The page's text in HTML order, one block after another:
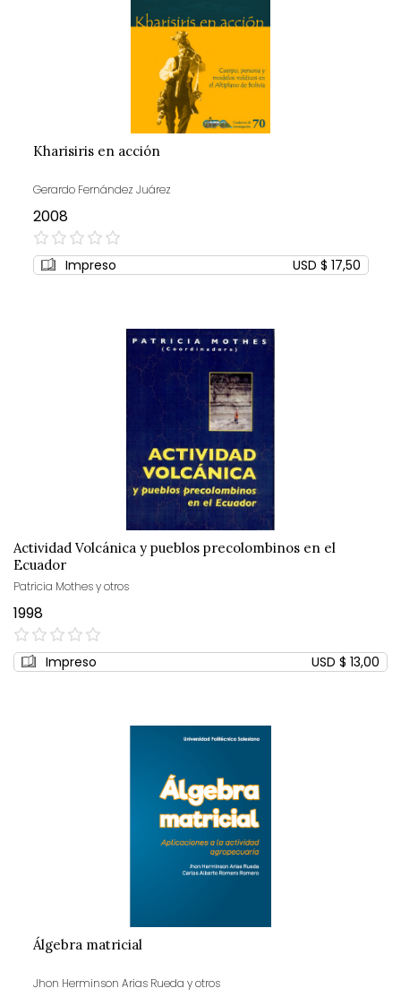
Kharisiris en acción
Gerardo Fernández Juárez
2008
0%
Impreso USD $ 17,50
Actividad Volcánica y pueblos precolombinos en el
Ecuador
Patricia Mothes y otros
1998
0%
Impreso USD $ 13,00
Álgebra matricial
Jhon Herminson Arias Rueda y otros